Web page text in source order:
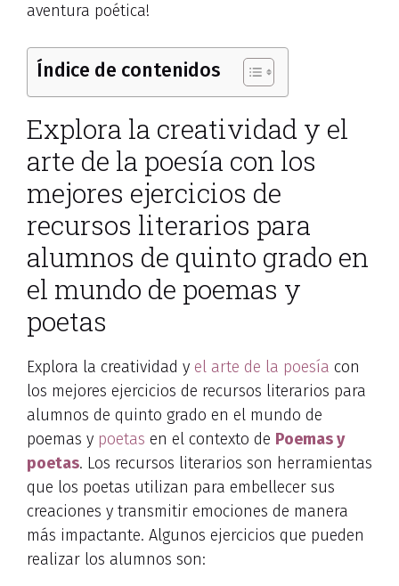
aventura poética!
Índice de contenidos
Explora la creatividad y el
arte de la poesía con los
mejores ejercicios de
recursos literarios para
alumnos de quinto grado en
el mundo de poemas y
poetas
Explora la creatividad y el arte de la poesía con
los mejores ejercicios de recursos literarios para
alumnos de quinto grado en el mundo de
poemas y poetas en el contexto de Poemas y
poetas. Los recursos literarios son herramientas
que los poetas utilizan para embellecer sus
creaciones y transmitir emociones de manera
más impactante. Algunos ejercicios que pueden
realizar los alumnos son: